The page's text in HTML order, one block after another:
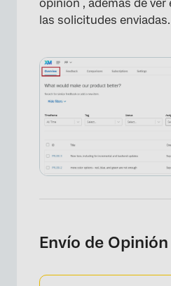
opinión , además de
las solicitudes enviadas.
Envío de Opinión